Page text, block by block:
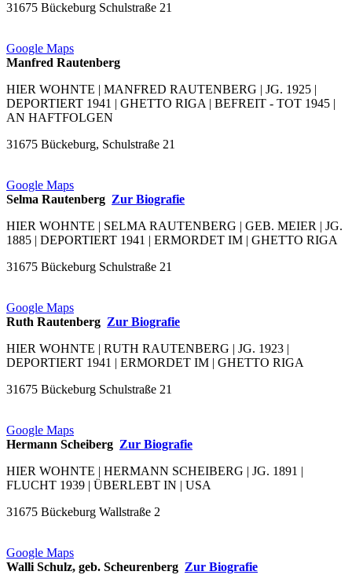
31675 Bückeburg Schulstraße 21
Google Maps
Manfred Rautenberg
HIER WOHNTE | MANFRED RAUTENBERG | JG. 1925 |
DEPORTIERT 1941 | GHETTO RIGA | BEFREIT - TOT 1945 |
AN HAFTFOLGEN
31675 Bückeburg, Schulstraße 21
Google Maps
Selma Rautenberg Zur Biografie
HIER WOHNTE | SELMA RAUTENBERG | GEB. MEIER | JG.
1885 | DEPORTIERT 1941 | ERMORDET IM | GHETTO RIGA
31675 Bückeburg Schulstraße 21
Google Maps
Ruth Rautenberg Zur Biografie
HIER WOHNTE | RUTH RAUTENBERG | JG. 1923 |
DEPORTIERT 1941 | ERMORDET IM | GHETTO RIGA
31675 Bückeburg Schulstraße 21
Google Maps
Hermann Scheiberg Zur Biografie
HIER WOHNTE | HERMANN SCHEIBERG | JG. 1891 |
FLUCHT 1939 | ÜBERLEBT IN | USA
31675 Bückeburg Wallstraße 2
Google Maps
Walli Schulz, geb. Scheurenberg Zur Biografie